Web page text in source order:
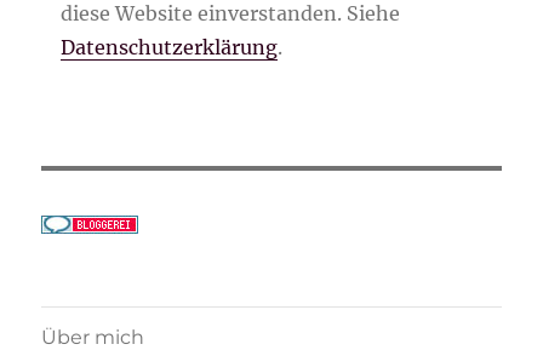
diese Website einverstanden. Siehe
Datenschutzerklärung.
Über mich